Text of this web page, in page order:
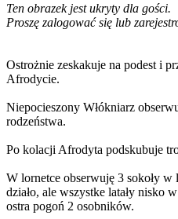
Ten obrazek jest ukryty dla gości.
Proszę zalogować się lub
Ostrożnie zeskakuje na podest i
Afrodycie.
Niepocieszony Włókniarz
rodzeństwa.
Po kolacji Afrodyta podskubuje
W lornetce obserwuję 3 sokoły
działo, ale wszystke latały nisko
ostra pogoń 2 osobników.